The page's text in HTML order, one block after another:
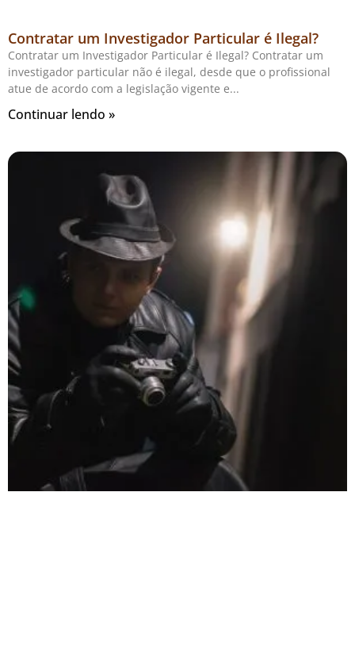
Contratar um Investigador Particular é Ilegal?
Contratar um Investigador Particular é Ilegal? Contratar um
investigador particular não é ilegal, desde que o profissional
atue de acordo com a legislação vigente e
Continuar lendo »